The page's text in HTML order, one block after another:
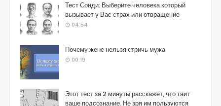
Тест Сонди: Выберите человека который
вызывает у Вас страх или отвращение
04:54
Почему жене нельзя стричь мужа
00:19
Этот тест за 2 минуты расскажет, что таит
ваше подсознание. Не зря им пользуются